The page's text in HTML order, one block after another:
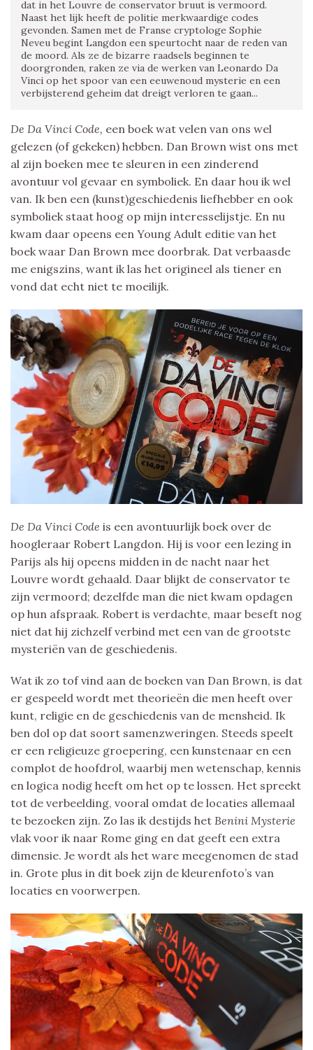
dat in het Louvre de conservator bruut is vermoord.
Naast het lijk heeft de politie merkwaardige codes
gevonden. Samen met de Franse cryptologe Sophie
Neveu begint Langdon een speurtocht naar de reden van
de moord. Als ze de bizarre raadsels beginnen te
doorgronden, raken ze via de werken van Leonardo Da
Vinci op het spoor van een eeuwenoud mysterie en een
verbijsterend geheim dat dreigt verloren te gaan...
De Da Vinci Code, een boek wat velen van ons wel
gelezen (of gekeken) hebben. Dan Brown wist ons met
al zijn boeken mee te sleuren in een zinderend
avontuur vol gevaar en symboliek. En daar hou ik wel
van. Ik ben een (kunst)geschiedenis liefhebber en ook
symboliek staat hoog op mijn interesselijstje. En nu
kwam daar opeens een Young Adult editie van het
boek waar Dan Brown mee doorbrak. Dat verbaasde
me enigszins, want ik las het origineel als tiener en
vond dat echt niet te moeilijk.
De Da Vinci Code is een avontuurlijk boek over de
hoogleraar Robert Langdon. Hij is voor een lezing in
Parijs als hij opeens midden in de nacht naar het
Louvre wordt gehaald. Daar blijkt de conservator te
zijn vermoord; dezelfde man die niet kwam opdagen
op hun afspraak. Robert is verdachte, maar beseft nog
niet dat hij zichzelf verbind met een van de grootste
mysteriën van de geschiedenis.
Wat ik zo tof vind aan de boeken van Dan Brown, is dat
er gespeeld wordt met theorieën die men heeft over
kunt, religie en de geschiedenis van de mensheid. Ik
ben dol op dat soort samenzweringen. Steeds speelt
er een religieuze groepering, een kunstenaar en een
complot de hoofdrol, waarbij men wetenschap, kennis
en logica nodig heeft om het op te lossen. Het spreekt
tot de verbeelding, vooral omdat de locaties allemaal
te bezoeken zijn. Zo las ik destijds het Benini Mysterie
vlak voor ik naar Rome ging en dat geeft een extra
dimensie. Je wordt als het ware meegenomen de stad
in. Grote plus in dit boek zijn de kleurenfoto’s van
locaties en voorwerpen.